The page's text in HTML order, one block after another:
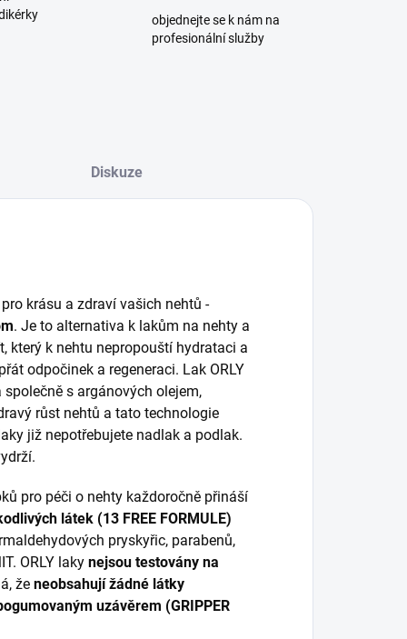
objednejte se k nám na
profesionální služby
Diskuze
krásu a zdraví vašich nehtů -
. Je to alternativa k lakům na nehty a
který k nehtu nepropouští hydrataci a
odpočinek a regeneraci. Lak ORLY
s argánových olejem,
růst nehtů a tato technologie
již nepotřebujete nadlak a podlak.
pro péči o nehty každoročně přináší
látek (13 FREE FORMULE)
pryskyřic, parabenů,
ORLY laky nejsou testovány na
že neobsahují žádné látky
uzávěrem (GRIPPER